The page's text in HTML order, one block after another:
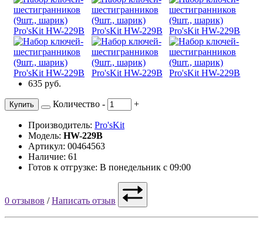
635 руб.
Купить Количество - +
Производитель: Pro'sKit
Модель: HW-229B
Артикул: 00464563
Наличие: 61
Готов к отгрузке: В понедельник с 09:00
0 отзывов /Написать отзыв